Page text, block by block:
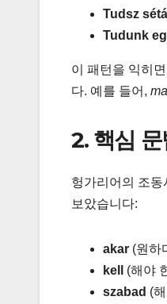
Tudsz
Tudunk
이 패턴을 익히
다. 예를 들어,
2. 핵심
헝가리어의 조
보았습니다:
akar (원하
kell
(해야
szabad (